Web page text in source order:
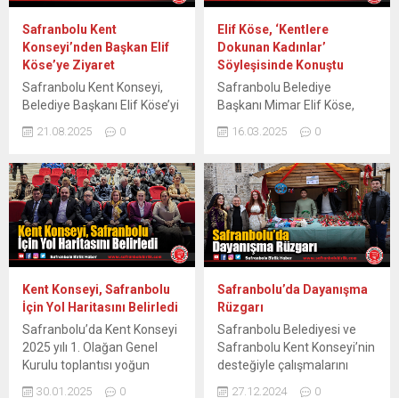
Safranbolu Kent
Konseyi’nden Başkan Elif
Köse’ye Ziyaret
Safranbolu Kent Konseyi,
Belediye Başkanı Elif Köse’yi
sundu ve doğum gününü
Konseyi, Belediye Başkanı
Mimar Elif Köse’yi
makamında ziyaret ederek,
kentle ilgili önemli projelerini
paylaştı. Konsey üyeleri
ayrıca Başkan Köse’nin yeni
yaşını kutladı. Afetlere Karşı
Dernekler Birliği ve Tarihi
Çarşı Projeleri Ziyarette,
Afetlere Karşı...
21.08.2025 0
Elif Köse, ‘Kentlere
Dokunan Kadınlar’
Söyleşisinde Konuştu
Safranbolu Belediye
Başkanı Mimar Elif Köse,
Belediyesi ve Odunpazarı
tarafından düzenlenen
“Kentlere Dokunan Kadınlar”
söyleşisine katılarak,
Safranbolu’da hayata
geçirdiği pozitif ayrımcılık ve
sosyal belediyecilik
projelerini anlattı. Kadınların
toplumsal hayatta daha
güçlü bir yer edinmesi için
gerçekleştirdiği projelerle
dikkat çeken Başkan Köse,
Safranbolu’da kadınların
ekonomik,...
16.03.2025 0
Kent Konseyi, Safranbolu
İçin Yol Haritasını Belirledi
Safranbolu’da Kent Konseyi
2025 yılı 1. Olağan Genel
Kurulu toplantısı yoğun
30.01.2025 0
Safranbolu’da Dayanışma
Rüzgarı
Safranbolu Belediyesi ve
Safranbolu Kent Konseyi’nin
desteğiyle çalışmalarını
27.12.2024 0